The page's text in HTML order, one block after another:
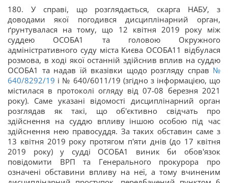
180. У справі, що розглядається, скарга НАБУ, з
доводами якої погодився дисциплінарний орган,
ґрунтувалася на тому, що 12 квітня 2019 року між
суддею ОСОБА1 та головою Окружного
адміністративного суду міста Києва ОСОБА11 відбулася
розмова, в ході якої останній здійснив вплив на суддю
ОСОБА1 та надав їй вказівки щодо розгляду справ №
640/8292/19 і № 640/6011/19 (згідно з інформацією, що
містилася в протоколі огляду від 07-08 березня 2021
року). Саме указані відомості дисциплінарний орган
розглядав як такі, що об'єктивно свідчать про
здійснення на суддю впливу іншою особою під час
здійснення нею правосуддя. За таких обставин саме з
13 квітня 2019 року протягом п'яти днів (до 17 квітня
2019 року) у судді ОСОБА1 виник би обов'язок
повідомити ВРП та Генерального прокурора про
означені обставини впливу на неї, а тому вчиненим